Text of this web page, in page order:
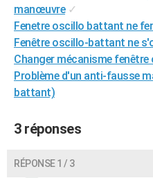
BONS PLANS
CARTE DE VOEUX
Carte de Noël
Carte Bonne année
Carte Saint-Valentin
Carte Pâques
Carte d'anniversaire
DICTIONNAIRE
COPAINS D'AVANT
S'inscrire
Se connecter
Lycées
Collèges
Primaires
Universités
Entreprises
Service militaire
Avis de recherche
AVIS DE DÉCÈS
manœuvre ✓
Fenetre oscillo battant ne
Fenêtre oscillo-battant ne
Changer mécanisme
Problème d'un anti-fausse
battant)
3 réponses
RÉPONSE 1 / 3